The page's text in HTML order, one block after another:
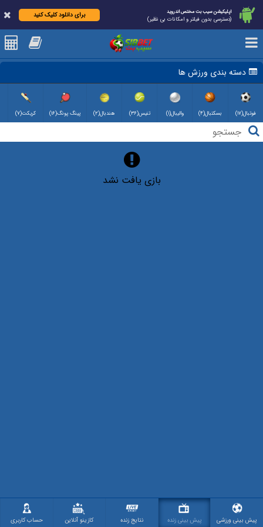
اپلیکیشن سیب بت مختص اندروید
(دسترسی بدون فیلتر و امکانات بی نظیر)
برای دانلود کلیک کنید
دسته بندی ورزش ها
فوتبال(۱۷) بسکتبال(۴) والیبال(۱) تنیس(۳۶) هندبال(۲) پینگ پونگ(۱۶) کریکت(۷)
بازی یافت نشد
پیش بینی ورزشی پیش بینی زنده نتایج زنده کازینو آنلاین حساب کاربری